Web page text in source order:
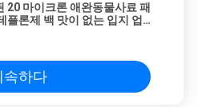
20 마이크론 애완동물사료 패
플론제 백 맛이 없는 입지 업
속하다